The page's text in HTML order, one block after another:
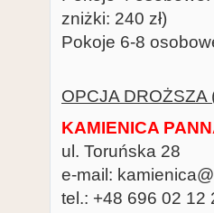
zniżki: 240 zł)
Pokoje 6-8
OPCJA DROŻSZA
KAMIENICA
ul. Toruńska 28
e-mail:
tel.: +48 696 02 12